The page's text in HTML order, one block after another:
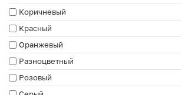
Коричневый
Красный
Оранжевый
Разноцветный
Розовый